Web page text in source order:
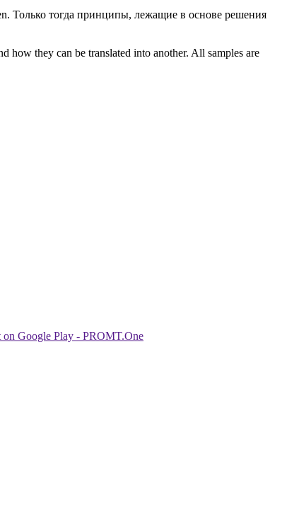
Только тогда принципы, лежащие в основе решения
how they can be translated into another. All samples are